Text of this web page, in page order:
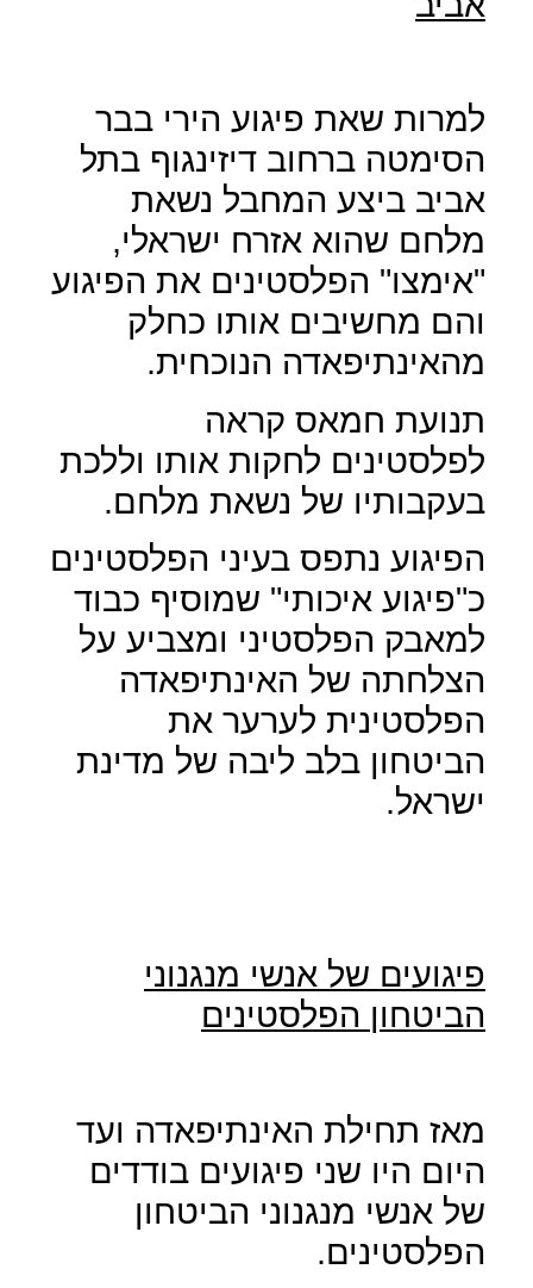
למרות שאת פיגוע הירי בבר
הסימטה ברחוב דיזינגוף בתל
אביב ביצע המחבל נשאת
מלחם שהוא אזרח ישראלי,
"אימצו" הפלסטינים את הפיגוע
והם מחשיבים אותו כחלק
מהאינתיפאדה הנוכחית.
תנועת חמאס קראה
לפלסטינים לחקות אותו וללכת
בעקבותיו של נשאת מלחם.
הפיגוע נתפס בעיני הפלסטינים
כ"פיגוע איכותי" שמוסיף כבוד
למאבק הפלסטיני ומצביע על
הצלחתה של האינתיפאדה
הפלסטינית לערער את
הביטחון בלב ליבה של מדינת
ישראל.
פיגועים של אנשי מנגנוני
הביטחון הפלסטינים
מאז תחילת האינתיפאדה ועד
היום היו שני פיגועים בודדים
של אנשי מנגנוני הביטחון
הפלסטינים.